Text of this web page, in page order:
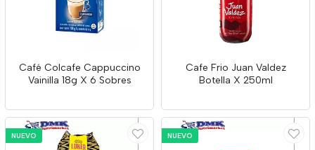
Café Colcafe Cappuccino
Vainilla 18g X 6 Sobres
Cafe Frio Juan Valdez
Botella X 250ml
NUEVO NUEVO